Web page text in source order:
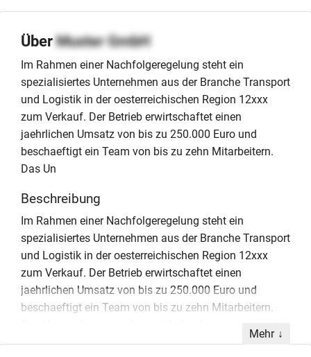
ÜberMuster GmbH
Im Rahmen einer Nachfolgeregelung steht ein
spezialisiertes Unternehmen aus der Branche Transport
und Logistik in der oesterreichischen Region 12xxx
zum Verkauf. Der Betrieb erwirtschaftet einen
jaehrlichen Umsatz von bis zu 250.000 Euro und
beschaeftigt ein Team von bis zu zehn Mitarbeitern.
Das Un
Beschreibung
Im Rahmen einer Nachfolgeregelung steht ein
spezialisiertes Unternehmen aus der Branche Transport
und Logistik in der oesterreichischen Region 12xxx
zum Verkauf. Der Betrieb erwirtschaftet einen
jaehrlichen Umsatz von bis zu 250.000 Euro und
beschaeftigt ein Team von bis zu zehn Mitarbeitern.
Praesenz und eine schlanke Struktur aus. Ein
Mehr